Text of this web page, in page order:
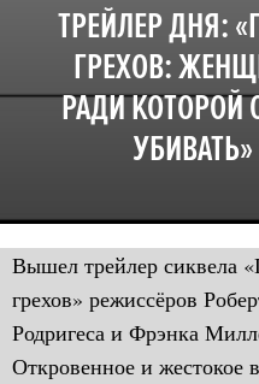
ТРЕЙЛЕР ДНЯ:
ГРЕХОВ:
РАДИ КОТОРОЙ
УБИВАТЬ»
Вышел трейлер сиквела
грехов» режиссёров
Родригеса и Фрэнка
Откровенное и жестокое